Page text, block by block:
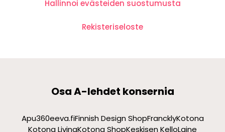
Hallinnoi evästeiden suostumusta
Rekisteriseloste
Osa A-lehdet konsernia
Apu360eeva.fiFinnish Design ShopFrancklyKotona
Kotona LivingKotona ShopKeskisen KelloLaine